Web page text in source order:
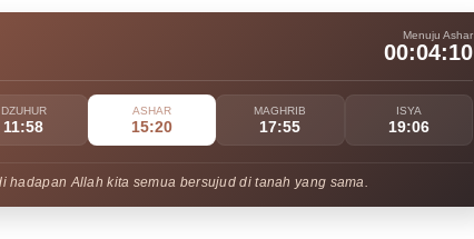
Menuju Ashar
00:04:09
DZUHUR
11:58
ASHAR
15:20
MAGHRIB
17:55
ISYA
19:06
hadapan Allah kita semua bersujud di tanah yang sama.